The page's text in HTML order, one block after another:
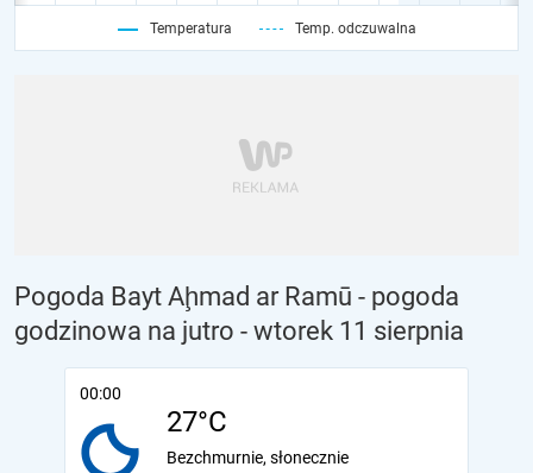
Temperatura Temp. odczuwalna
Pogoda Bayt Aḩmad ar Ramū - pogoda
godzinowa na jutro - wtorek 11 sierpnia
00:00
27°C
Bezchmurnie, słonecznie